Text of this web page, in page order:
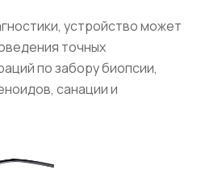
устройство может
точных
по забору биопсии,
санации и